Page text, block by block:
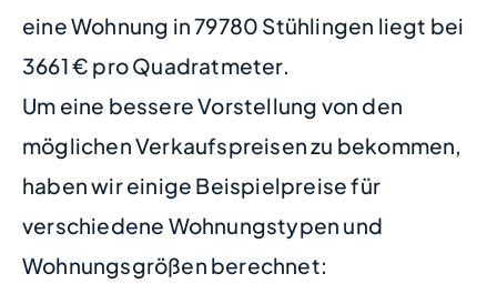
eine Wohnung in 79780 Stühlingen liegt bei
3661 € pro Quadratmeter.
Um eine bessere Vorstellung von den
möglichen Verkaufspreisen zu bekommen,
haben wir einige Beispielpreise für
verschiedene Wohnungstypen und
Wohnungsgrößen berechnet: